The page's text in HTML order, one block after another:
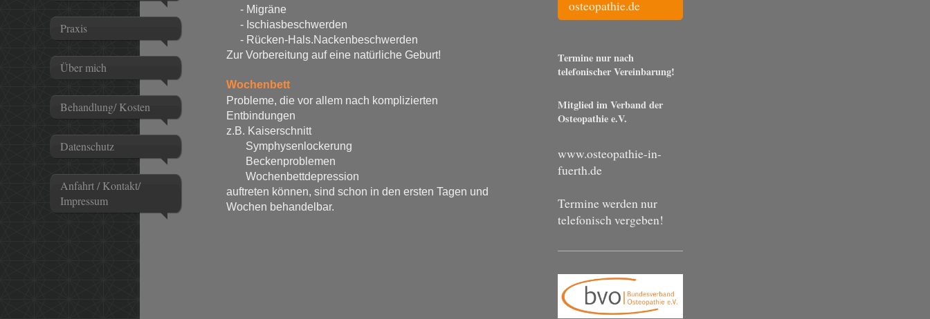
Praxis
Über mich
Behandlung/ Kosten
Datenschutz
Anfahrt / Kontakt/
Impressum
- Migräne
- Ischiasbeschwerden
- Rücken-Hals.Nackenbeschwerden
Zur Vorbereitung auf eine natürliche Geburt!
Wochenbett
Probleme, die vor allem nach komplizierten
Entbindungen
z.B. Kaiserschnitt
Symphysenlockerung
Beckenproblemen
Wochenbettdepression
auftreten können, sind schon in den ersten Tagen und
Wochen behandelbar.
osteopathie.de
Termine nur nach
telefonischer Vereinbarung!
Mitglied im Verband der
Osteopathie e.V.
www.osteopathie-in-
fuerth.de
Termine werden nur
telefonisch vergeben!